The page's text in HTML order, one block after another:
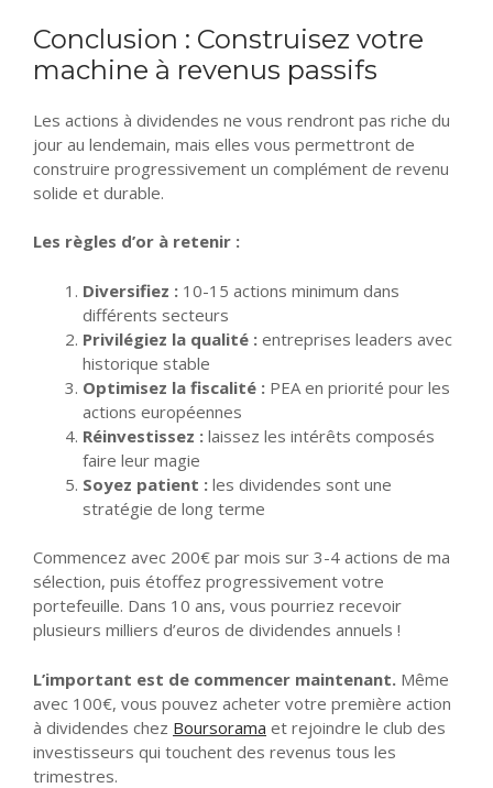
Conclusion : Construisez votre
machine à revenus passifs
Les actions à dividendes ne vous rendront pas riche du
jour au lendemain, mais elles vous permettront de
construire progressivement un complément de revenu
solide et durable.
Les règles d’or à retenir :
Diversifiez : 10-15 actions minimum dans
différents secteurs
Privilégiez la qualité : entreprises leaders avec
historique stable
Optimisez la fiscalité : PEA en priorité pour les
actions européennes
Réinvestissez : laissez les intérêts composés
faire leur magie
Soyez patient : les dividendes sont une
stratégie de long terme
Commencez avec 200€ par mois sur 3-4 actions de ma
sélection, puis étoffez progressivement votre
portefeuille. Dans 10 ans, vous pourriez recevoir
plusieurs milliers d’euros de dividendes annuels !
L’important est de commencer maintenant. Même
avec 100€, vous pouvez acheter votre première action
à dividendes chez Boursorama et rejoindre le club des
investisseurs qui touchent des revenus tous les
trimestres.